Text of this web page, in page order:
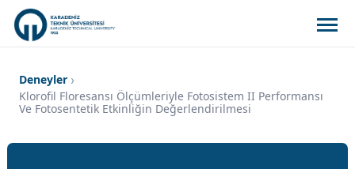
Deneyler
Klorofil Floresansı Ölçümleriyle Fotosistem II Performansı
Ve Fotosentetik Etkinliğin Değerlendirilmesi